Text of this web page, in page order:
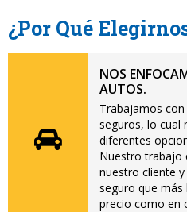
¿Por Qué
NOS
AUTOS.
Trabajamos
seguros, lo cual
diferentes
Nuestro trabajo
nuestro cliente
seguro que
precio como en